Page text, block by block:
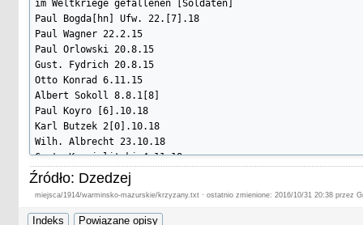
im Weltkriege gefallenen [Soldaten]
Paul Bogda[hn] Ufw. 22.[7].18
Paul Wagner 22.2.15
Paul Orlowski 20.8.15
Gust. Fydrich 20.8.15
Otto Konrad 6.11.15
Albert Sokoll 8.8.1[8]
Paul Koyro [6].10.18
Karl Butzek 2[0].10.18
Wilh. Albrecht 23.10.18
Gust. Krawielitzki 4.11.18
August Orlowski 14.3.21
Die dankbare Gemeinde Krzysahnen
*
Źródło: Dzedzej
miejsca/1914/warminsko-mazurskie/krzyzany.txt · ostatnio zmienione: 2016/10/31 20:38 przez